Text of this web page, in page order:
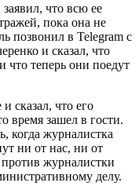
что всю ее
пока она не
позвонил в Telegram с
и сказал, что
что теперь они поедут
сказал, что его
время зашел в гости.
когда журналистка
ни от нас, ни от
журналистки
делу.